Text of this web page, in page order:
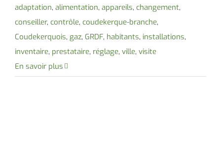
adaptation, alimentation, appareils, changement,
conseiller, contrôle, coudekerque-branche,
Coudekerquois, gaz, GRDF, habitants, installations,
inventaire, prestataire, réglage, ville, visite
En savoir plus